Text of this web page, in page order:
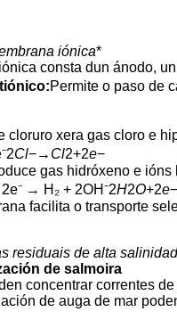
iónica*
consta dun ánodo,
Permite o paso de
cloruro xera gas cloro e
Cl−→ Cl2+2e−
gas hidróxeno e
→ H₂ + 2OH⁻2H2O+2e
facilita o transporte
residuais de alta
de salmoira
concentrar correntes
de auga de mar